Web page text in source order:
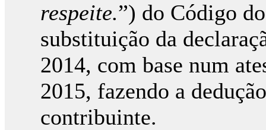
respeite.”) do Código
substituição da
2014, com base num
2015, fazendo a
contribuinte.